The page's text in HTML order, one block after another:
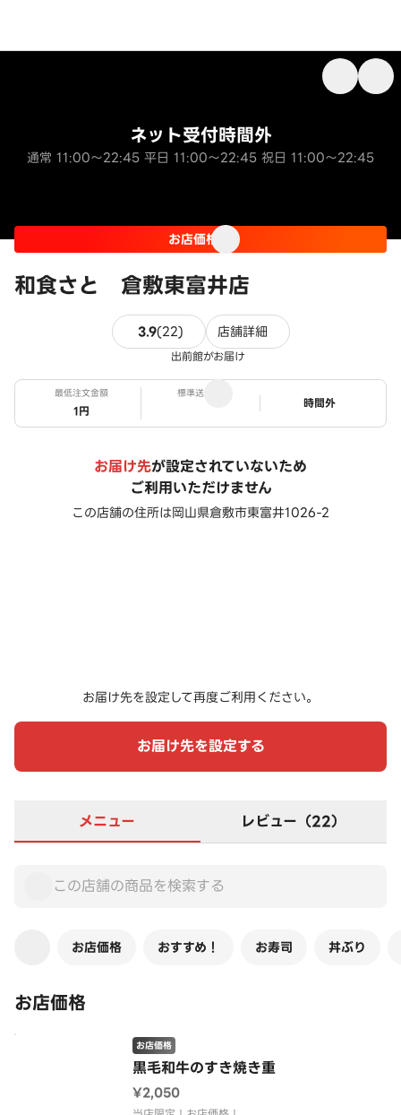
和食さと 倉敷東富井店
ネット受付時間外
通常 11:00～22:45 平日 11:00～22:45 祝日 11:00～22:45
お店価格
3.9(22)22件のレビュー
店舗詳細
出前館がお届け
最低注文金額
1円
標準送料
ステータス
時間外
お届け先が設定されていないため
ご利用いただけません
この店舗の住所は岡山県倉敷市東富井1026-2
お届け先を設定して再度ご利用ください。
お届け先を設定する
メニュー レビュー（22）
お店価格 おすすめ！ お寿司 丼ぶり
お店価格
黒⽑和⽜のすき焼き重
お店価格
¥2,050